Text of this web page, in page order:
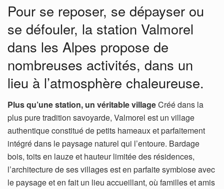
Pour se reposer, se dépayser ou
se défouler, la station Valmorel
dans les Alpes propose de
nombreuses activités, dans un
lieu à l’atmosphère chaleureuse.
Plus qu’une station, un véritable villageCréé dans la
plus pure tradition savoyarde, Valmorel est un village
authentique constitué de petits hameaux et parfaitement
intégré dans le paysage naturel qui l’entoure. Bardage
bois, toits en lauze et hauteur limitée des résidences,
l’architecture de ses villages est en parfaite symbiose avec
le paysage et en fait un lieu accueillant, où familles et amis